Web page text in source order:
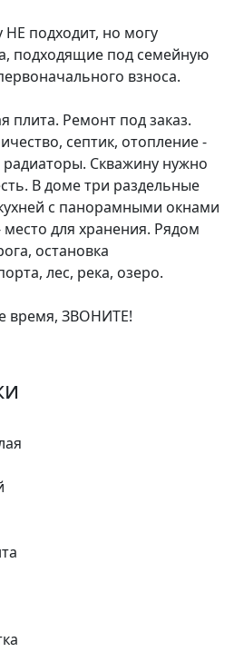
подходит, но могу
подходящие под семейную
взноса.
плита. Ремонт под заказ.
септик, отопление -
Скважину нужно
В доме три раздельные
с панорамными окнами
для хранения. Рядом
остановка
лес, река, озеро.
время, ЗВОНИТЕ!